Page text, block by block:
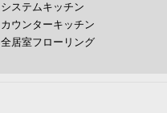
システムキッチン
カウンターキッチン
全居室フローリング